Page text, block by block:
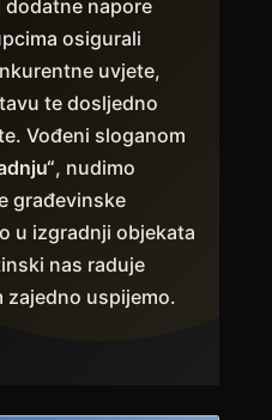
napore
osigurali
uvjete,
te dosljedno
Vođeni sloganom
, nudimo
građevinske
u izgradnji objekata
nas raduje
zajedno uspijemo.